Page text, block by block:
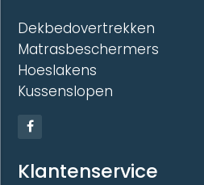
Dekbedovertrekken
Matrasbeschermers
Hoeslakens
Kussenslopen
Klantenservice